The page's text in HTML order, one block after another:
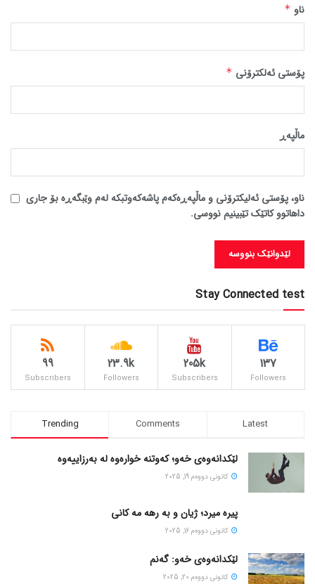
ناو *
پۆستی ئەلکترۆنی *
ماڵپه‌ڕ
ناو، پۆستی ئەلیکترۆنی و ماڵپەڕەکەم پاشەکەوتبکە لەم وێبگەڕە بۆ جاری
داهاتوو کاتێک تێبینیم نووسی.
Stay Connected test
137
Followers
205k
Subscribers
23.9k
Followers
99
Subscribers
Trending Comments Latest
لێکدانەوەی خەو؛ کەوتنە خوارەوە لە بەرزاییەوە
كانونی دووه‌م 19, 2025
پیره میرد؛ ژیان و به رهه مه کانی
كانونی دووه‌م 16, 2025
لێکدانەوەی خەو: گەنم
كانونی دووه‌م 20, 2025